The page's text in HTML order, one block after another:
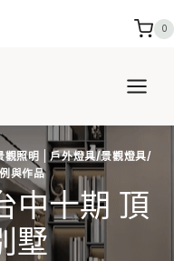
0
觀照明 |戶外燈具/景觀燈具/
與作品
中十期 頂
墅